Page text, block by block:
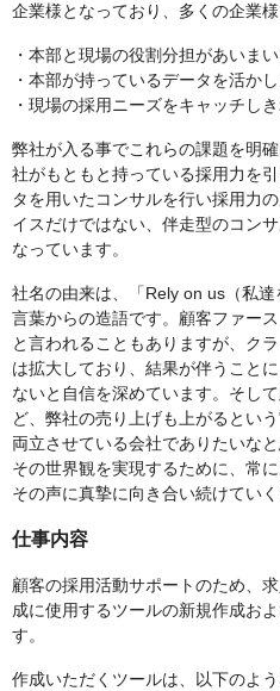
企業様となっており、多くの企業
・本部と現場の役割分担があいま
・本部が持っているデータを活か
・現場の採用ニーズをキャッチし
弊社が入る事でこれらの課題を明
社がもともと持っている採用力を
タを用いたコンサルを行い採用力
イスだけではない、伴走型のコン
なっています。
社名の由来は、「Rely on us（私
言葉からの造語です。顧客ファー
と言われることもありますが、ク
は拡大しており、結果が伴うこと
ないと自信を深めています。そし
ど、弊社の売り上げも上がるとい
両立させている会社でありたいなと
その世界観を実現するために、常
その声に真摯に向き合い続けてい
仕事内容
顧客の採用活動サポートのため、
成に使用するツールの新規作成お
す。
作成いただくツールは、以下のよう